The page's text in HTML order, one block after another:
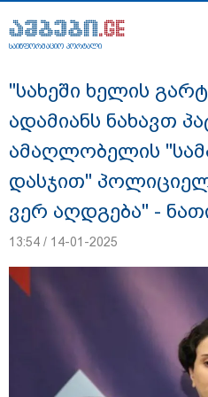
საინფორმაციო პორტალი
გიგა ავალიანის
ანასტასია
საინფორმაციო პორტალი
"სახეში ხელის
ადამიანს ნახავთ
ამაღლობელის
დასჯით"
ვერ აღდგება" -
13:54 / 14-01-2025